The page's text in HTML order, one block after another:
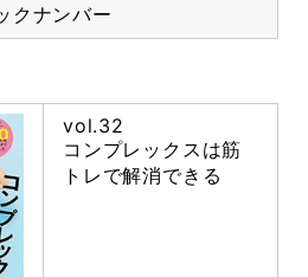
クナンバー
vol.32
コンプレックスは筋
トレで解消できる